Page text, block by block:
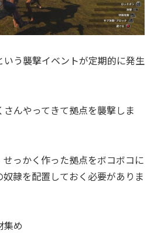
う襲撃イベントが定期的に発生
さんやってきて拠点を襲撃しま
っかく作った拠点をボコボコに
隷を配置しておく必要がありま
集め